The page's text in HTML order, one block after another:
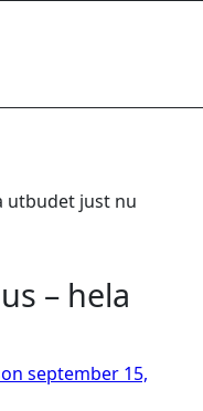
utbudet just nu
– hela
september 15,